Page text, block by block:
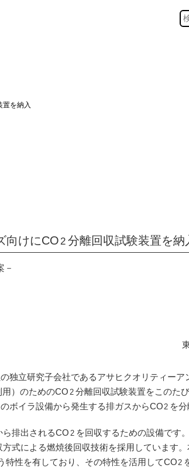
置を納入
向けにCO2 分離回収試験装置を納
－
独立研究子会社であるアサヒクオリティーア
）のためのCO 2 分離回収試験装置をこのた
ボイラ設備から発生する排ガスからCO2 を分
排出されるCO 2 を回収するための設備です
式による燃焼後回収技術を採用しています
特性を有しており、その特性を活用してCO2